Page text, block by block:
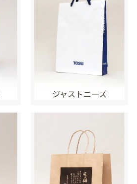
ジャストニーズ